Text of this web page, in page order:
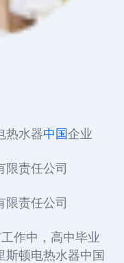
热水器中国企业
限责任公司
限责任公司
作中，高中毕业
斯顿电热水器中国